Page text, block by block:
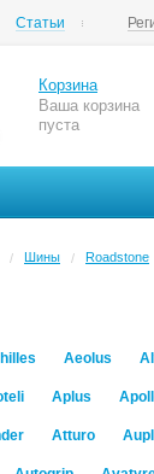
Статьи
Корзина
Ваша корзина
пуста
/ Шины / Roadstone
Aeolus
Aplus
Atturo